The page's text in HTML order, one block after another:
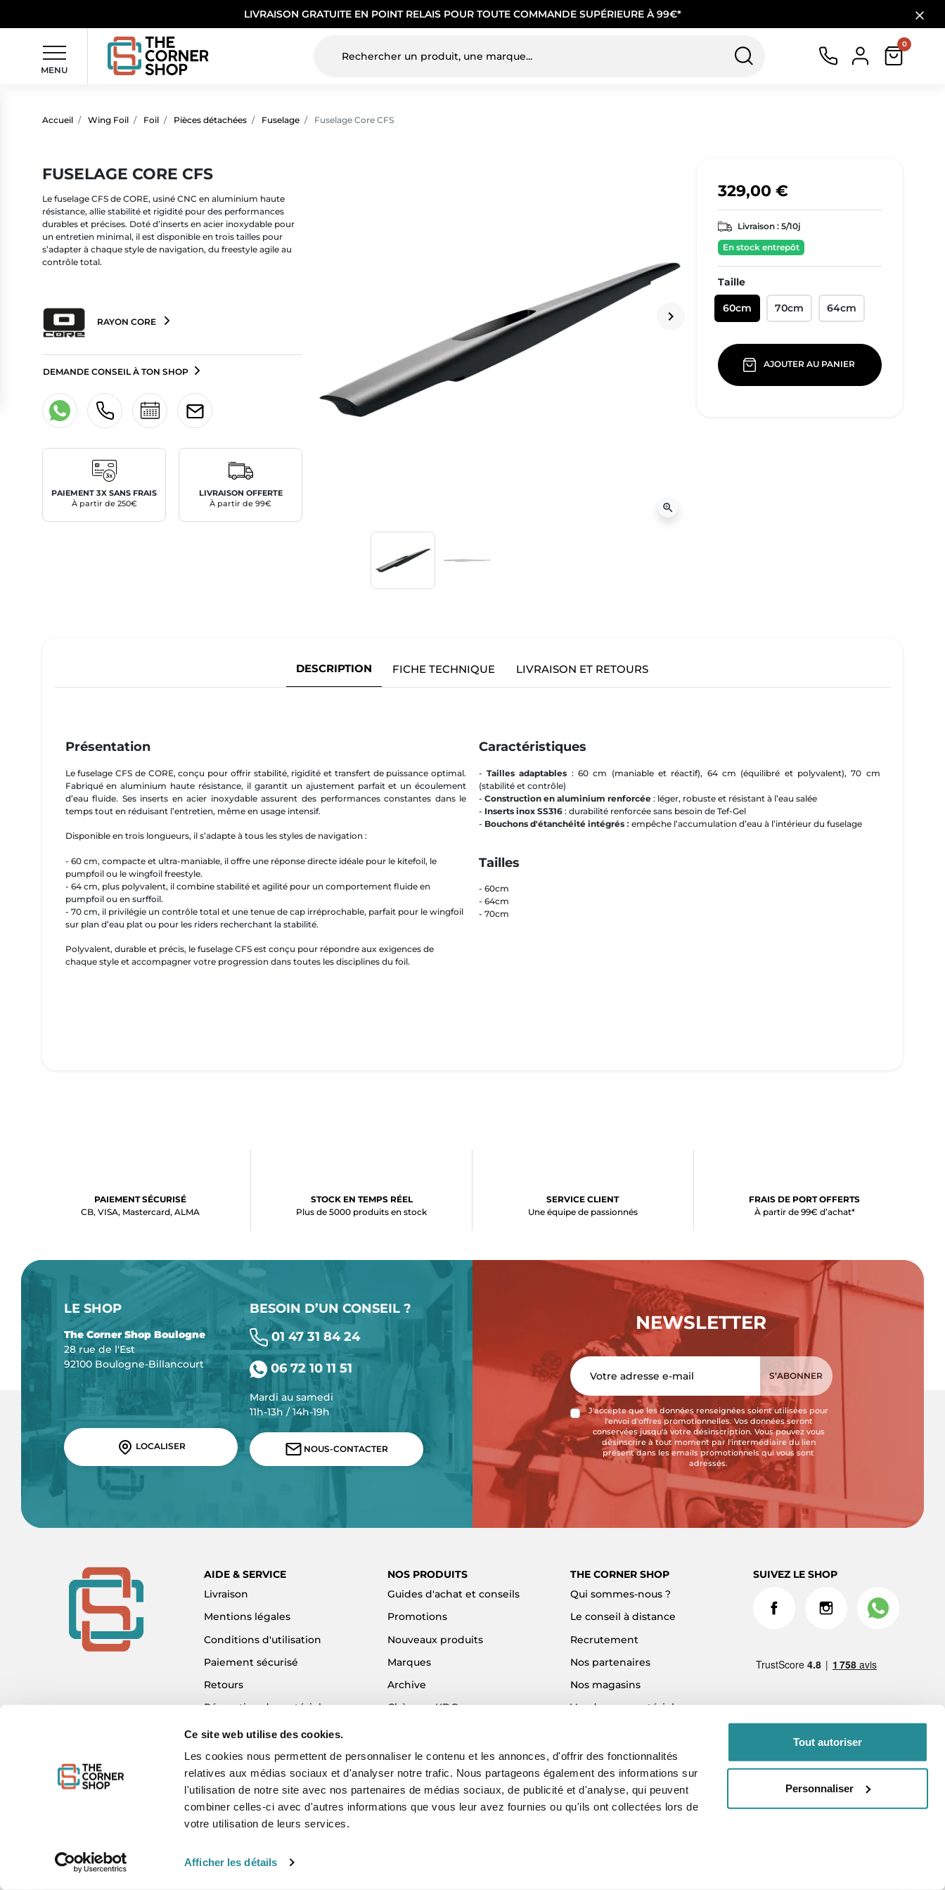
Ce site web utilise des cookies.
Les cookies nous permettent de personnaliser le contenu et les annonces, d'offrir des fonctionnalités
relatives aux médias sociaux et d'analyser notre trafic. Nous partageons également des informations sur
l'utilisation de notre site avec nos partenaires de médias sociaux, de publicité et d'analyse, qui peuvent
combiner celles-ci avec d'autres informations que vous leur avez fournies ou qu'ils ont collectées lors de
votre utilisation de leurs services.
Afficher les détails
Tout autoriser
Personnaliser
LIVRAISON GRATUITE EN POINT RELAIS POUR TOUTE COMMANDE SUPÉRIEURE À 99€*
MENU
0
Accueil Wing Foil Foil Pièces détachées Fuselage Fuselage Core CFS
Suivant
keyboard_arrow_right
zoom_in
FUSELAGE CORE CFS
Le fuselage CFS de CORE, usiné CNC en aluminium haute
résistance, allie stabilité et rigidité pour des performances
durables et précises. Doté d’inserts en acier inoxydable pour
un entretien minimal, il est disponible en trois tailles pour
s’adapter à chaque style de navigation, du freestyle agile au
contrôle total.
RAYON CORE
DEMANDE CONSEIL À TON SHOP
PAIEMENT 3X SANS FRAIS
À partir de 250€
LIVRAISON OFFERTE
À partir de 99€
329,00 €
Livraison :5/10j
En stock entrepôt
Taille
60cm 70cm 64cm
AJOUTER AU PANIER
DESCRIPTION FICHE TECHNIQUE LIVRAISON ET RETOURS
Présentation
Le fuselage CFS de CORE, conçu pour offrir stabilité, rigidité et transfert de puissance optimal.
Fabriqué en aluminium haute résistance, il garantit un ajustement parfait et un écoulement
d’eau fluide. Ses inserts en acier inoxydable assurent des performances constantes dans le
temps tout en réduisant l’entretien, même en usage intensif.
Disponible en trois longueurs, il s’adapte à tous les styles de navigation :
- 60 cm, compacte et ultra-maniable, il offre une réponse directe idéale pour le kitefoil, le
pumpfoil ou le wingfoil freestyle.
- 64 cm, plus polyvalent, il combine stabilité et agilité pour un comportement fluide en
pumpfoil ou en surffoil.
- 70 cm, il privilégie un contrôle total et une tenue de cap irréprochable, parfait pour le wingfoil
sur plan d’eau plat ou pour les riders recherchant la stabilité.
Polyvalent, durable et précis, le fuselage CFS est conçu pour répondre aux exigences de
chaque style et accompagner votre progression dans toutes les disciplines du foil.
Caractéristiques
-Tailles adaptables : 60 cm (maniable et réactif), 64 cm (équilibré et polyvalent), 70 cm
(stabilité et contrôle)
- Construction en aluminium renforcée: léger, robuste et résistant à l’eau salée
- Inserts inox SS316: durabilité renforcée sans besoin de Tef-Gel
- Bouchons d'étanchéité intégrés : empêche l’accumulation d’eau à l’intérieur du fuselage
Tailles
- 60cm
- 64cm
- 70cm
PAIEMENT SÉCURISÉ
CB, VISA, Mastercard, ALMA
STOCK EN TEMPS RÉEL
Plus de 5000 produits en stock
SERVICE CLIENT
Une équipe de passionnés
FRAIS DE PORT OFFERTS
À partir de 99€ d’achat*
LE SHOP
The Corner Shop Boulogne
28 rue de l'Est
92100 Boulogne-Billancourt
LOCALISER
BESOIN D’UN CONSEIL ?
01 47 31 84 24
06 72 10 11 51
Mardi au samedi
11h-13h / 14h-19h
NOUS-CONTACTER
NEWSLETTER
J'accepte que les données renseignées soient utilisées pour
l'envoi d'offres promotionnelles. Vos données seront
conservées jusqu'à votre désinscription. Vous pouvez vous
désinscrire à tout moment par l'intermédiaire du lien
présent dans les emails promotionnels qui vous sont
adressés.
AIDE & SERVICE
Livraison
Mentions légales
Conditions d'utilisation
Paiement sécurisé
Retours
Réparation de matériel
Détaxe - Tax Refund
Garantie & SAV
Plan du site
Mon compte
Nous contacter
NOS PRODUITS
Guides d'achat et conseils
Promotions
Nouveaux produits
Marques
Archive
Chèques KDO
THE CORNER SHOP
Qui sommes-nous ?
Le conseil à distance
Recrutement
Nos partenaires
Nos magasins
Vendre son matériel
Blog
SUIVEZ LE SHOP